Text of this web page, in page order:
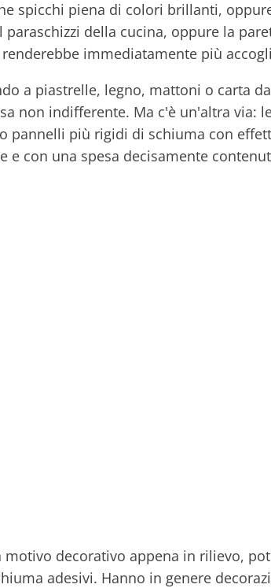
spicchi piena di colori brillanti,
paraschizzi della cucina, oppure la
immediatamente più
a piastrelle, legno, mattoni o carta
non indifferente. Ma c'è un'altra via:
pannelli più rigidi di schiuma con
e con una spesa decisamente
motivo decorativo appena in rilievo,
adesivi. Hanno in genere